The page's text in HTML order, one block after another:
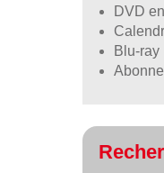
DVD
Blu-ray